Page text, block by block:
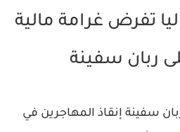
تفرض غرامة مالية
ربان سفينة
سفينة إنقاذ المهاجرين في